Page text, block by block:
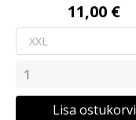
11,00 €
Lisa ostukorvi